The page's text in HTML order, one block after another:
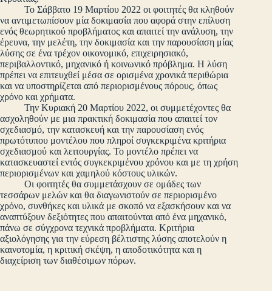
Το Σάββατο 19 Μαρτίου 2022 οι φοιτητές θα κληθούν
να αντιμετωπίσουν μία δοκιμασία που αφορά στην επίλυση
ενός θεωρητικού προβλήματος και απαιτεί την ανάλυση, την
έρευνα, την μελέτη, την δοκιμασία και την παρουσίαση μίας
λύσης σε ένα τρέχον οικονομικό, επιχειρησιακό,
περιβαλλοντικό, μηχανικό ή κοινωνικό πρόβλημα. Η λύση
πρέπει να επιτευχθεί μέσα σε ορισμένα χρονικά περιθώρια
και να υποστηρίζεται από περιορισμένους πόρους, όπως
χρόνο και χρήματα.
Την Κυριακή 20 Μαρτίου 2022, οι συμμετέχοντες θα
ασχοληθούν με μια πρακτική δοκιμασία που απαιτεί τον
σχεδιασμό, την κατασκευή και την παρουσίαση ενός
πρωτότυπου μοντέλου που πληροί συγκεκριμένα κριτήρια
σχεδιασμού και λειτουργίας. Το μοντέλο πρέπει να
κατασκευαστεί εντός συγκεκριμένου χρόνου και με τη χρήση
περιορισμένων και χαμηλού κόστους υλικών.
Οι φοιτητές θα συμμετάσχουν σε ομάδες των
τεσσάρων μελών και θα διαγωνιστούν σε περιορισμένο
χρόνο, συνθήκες και υλικά με σκοπό να εξασκήσουν και να
αναπτύξουν δεξιότητες που απαιτούνται από ένα μηχανικό,
πάνω σε σύγχρονα τεχνικά προβλήματα. Κριτήρια
αξιολόγησης για την εύρεση βέλτιστης λύσης αποτελούν η
καινοτομία, η κριτική σκέψη, η αποδοτικότητα και η
διαχείριση των διαθέσιμων πόρων.